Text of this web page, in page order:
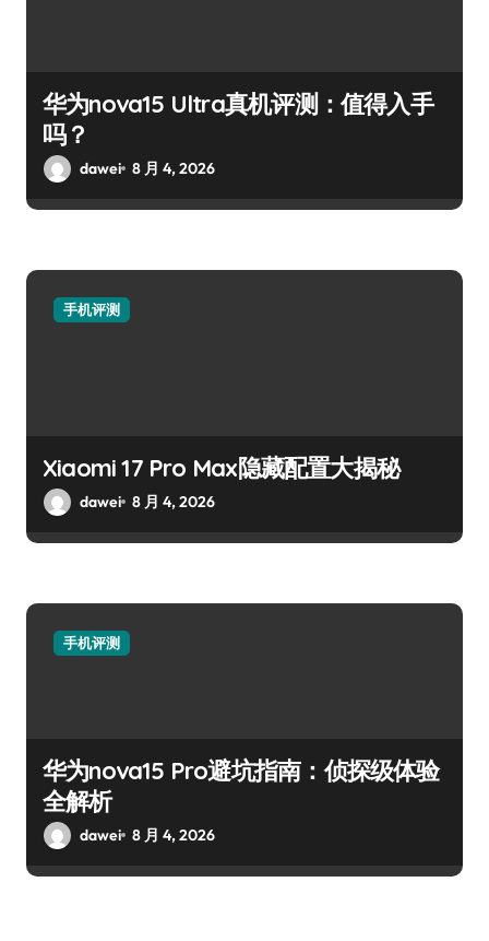
华为nova15 Ultra真机评测：值得入手
吗？
dawei 8 月 4, 2026
手机评测
Xiaomi 17 Pro Max隐藏配置大揭秘
dawei 8 月 4, 2026
手机评测
华为nova15 Pro避坑指南：侦探级体验
全解析
dawei 8 月 4, 2026